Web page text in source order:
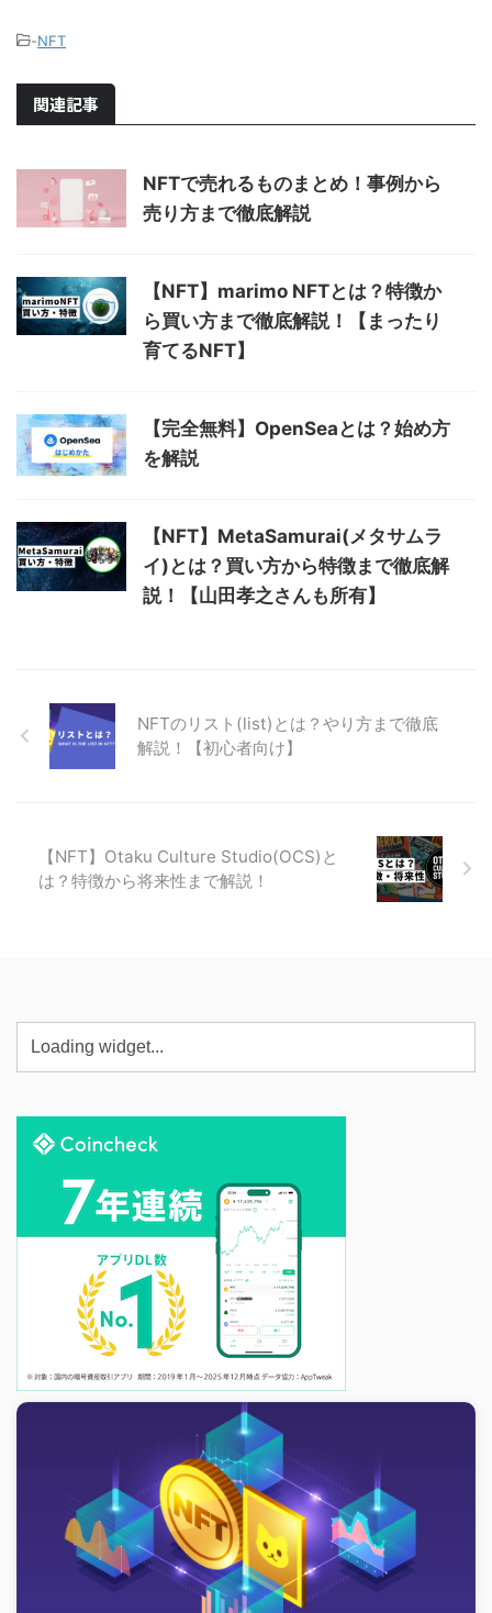
-NFT
関連記事
NFTで売れるものまとめ！事例から
売り方まで徹底解説
【NFT】marimo NFTとは？特徴か
ら買い方まで徹底解説！【まったり
育てるNFT】
【完全無料】OpenSeaとは？始め方
を解説
【NFT】MetaSamurai(メタサムラ
イ)とは？買い方から特徴まで徹底解
説！【山田孝之さんも所有】
NFTのリスト(list)とは？やり方まで徹底
解説！【初心者向け】
【NFT】Otaku Culture Studio(OCS)と
は？特徴から将来性まで解説！